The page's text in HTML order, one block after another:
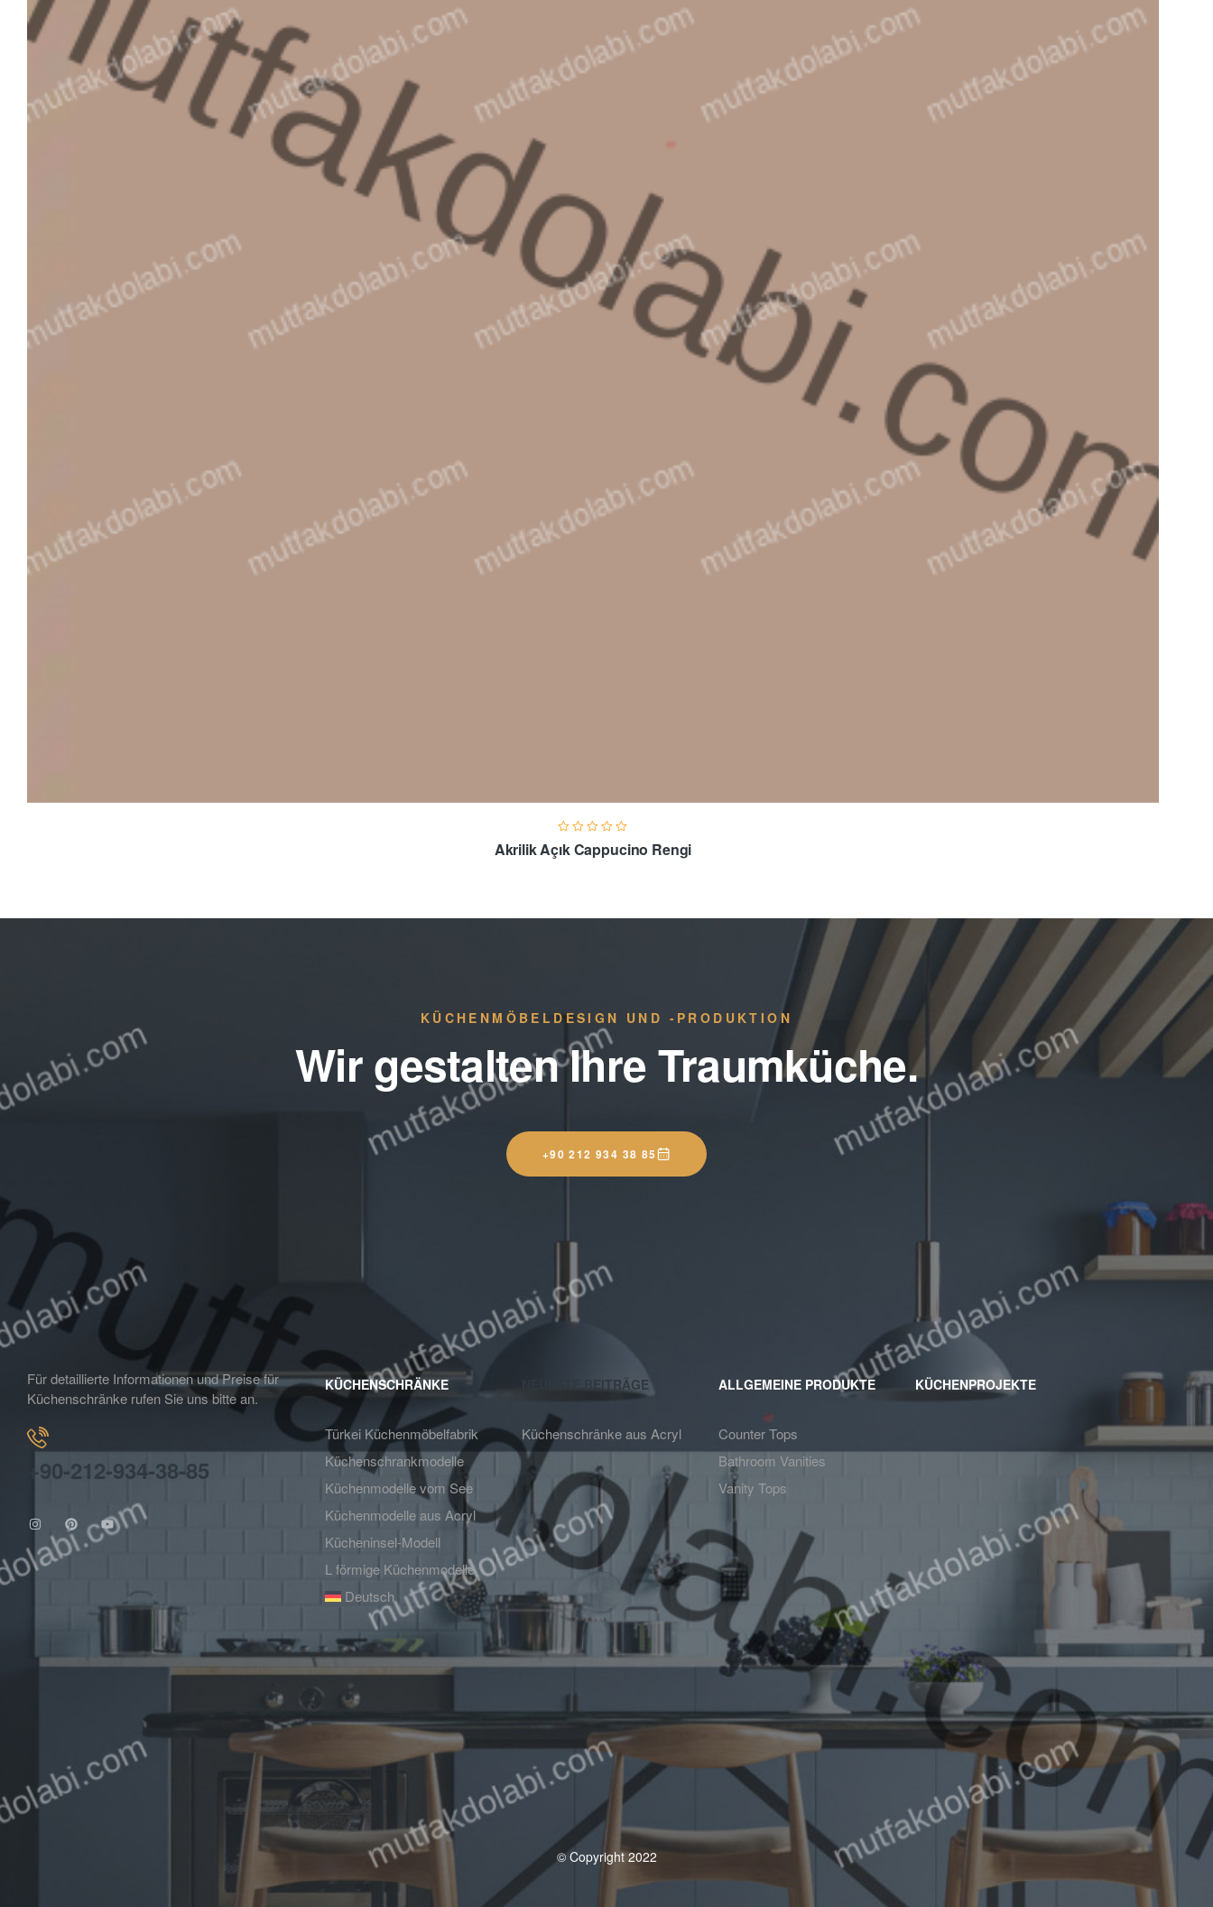
Akrilik Açık Cappucino Rengi
KÜCHENMÖBELDESIGN UND -PRODUKTION
Wir gestalten Ihre Traumküche.
+90 212 934 38 85
Für detaillierte Informationen und Preise für
Küchenschränke rufen Sie uns bitte an.
+90-212-934-38-85
KÜCHENSCHRÄNKE
Türkei Küchenmöbelfabrik
Küchenschrankmodelle
Küchenmodelle vom See
Küchenmodelle aus Acryl
Kücheninsel-Modell
L förmige Küchenmodelle
Deutsch
NEUESTE BEITRÄGE
Küchenschränke aus Acryl
ALLGEMEINE PRODUKTE
Counter Tops
Bathroom Vanities
Vanity Tops
KÜCHENPROJEKTE
© Copyright 2022